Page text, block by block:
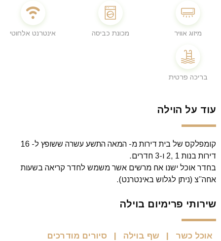
מיזוג אוויר מכונת כביסה אינטרנט אלחוטי
בריכה פרטית
עוד על הוילה
קומפלקס של בית דירות מ- המאה התשע עשרה ששופץ ל- 16
דירות בנות 1 ,2 ו-3 חדרים.
בחדר אוכל ישנו אח מרשים אשר משמש לחדר קריאה בשעות
אחה”צ (ניתן לגלוש באינטרנט).
שירותי פרימיום בוילה
אוכל כשר שף בוילה סיורים מודרכים